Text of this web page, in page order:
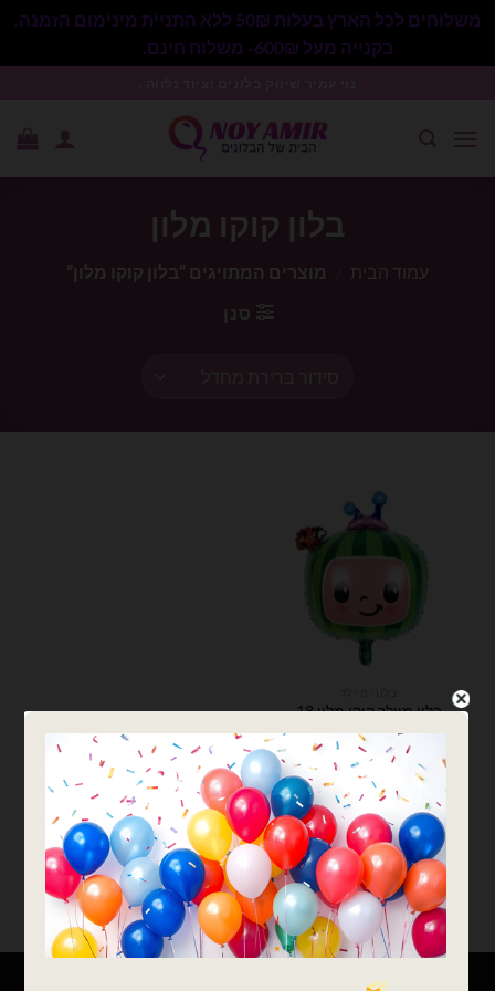
משלוחים לכל הארץ בעלות 50₪ ללא התניית מינימום הזמנה.
בקנייה מעל 600₪- משלוח חינם.
בלון קוקו מלון
עמוד הבית
מוצרים המתויגים “בלון קוקו מלון”
סנן
בלון מיילר קוקו מלון 18
אינץ'
₪9.00
כמות של בלון מיילר קוקו מלון 18 אינץ'
הוספה לסל